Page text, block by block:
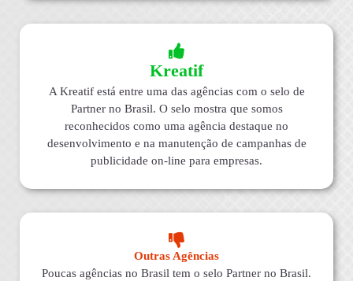
Kreatif
A Kreatif está entre uma das agências com o selo de
Partner no Brasil. O selo mostra que somos
reconhecidos como uma agência destaque no
desenvolvimento e na manutenção de campanhas de
publicidade on-line para empresas.
Outras Agências
Poucas agências no Brasil tem o selo Partner no Brasil.